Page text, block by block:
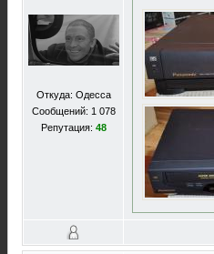
Откуда: Одесса
Сообщений: 1 078
Репутация: 48